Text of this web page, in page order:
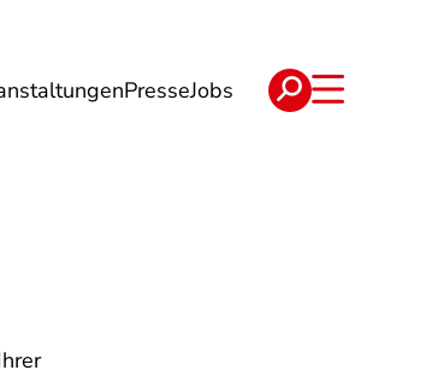
PresseJobs
& Reklamation